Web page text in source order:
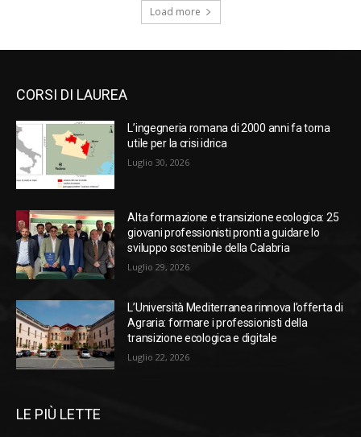
Load more
CORSI DI LAUREA
L’ingegneria romana di 2000 anni fa torna
utile per la crisi idrica
Luglio 30, 2026
Alta formazione e transizione ecologica: 25
giovani professionisti pronti a guidare lo
sviluppo sostenibile della Calabria
Luglio 29, 2026
L’Università Mediterranea rinnova l’offerta di
Agraria: formare i professionisti della
transizione ecologica e digitale
Luglio 22, 2026
LE PIÙ LETTE